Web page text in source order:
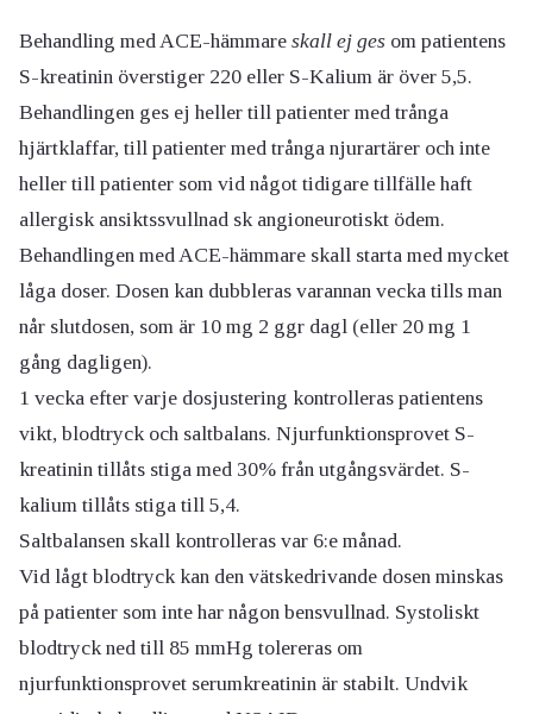
Behandling med ACE-hämmare skall ej ges om patientens
S-kreatinin överstiger 220 eller S-Kalium är över 5,5.
Behandlingen ges ej heller till patienter med trånga
hjärtklaffar, till patienter med trånga njurartärer och inte
heller till patienter som vid något tidigare tillfälle haft
allergisk ansiktssvullnad sk angioneurotiskt ödem.
Behandlingen med ACE-hämmare skall starta med mycket
låga doser. Dosen kan dubbleras varannan vecka tills man
når slutdosen, som är 10 mg 2 ggr dagl (eller 20 mg 1
gång dagligen).
1 vecka efter varje dosjustering kontrolleras patientens
vikt, blodtryck och saltbalans. Njurfunktionsprovet S-
kreatinin tillåts stiga med 30% från utgångsvärdet. S-
kalium tillåts stiga till 5,4.
Saltbalansen skall kontrolleras var 6:e månad.
Vid lågt blodtryck kan den vätskedrivande dosen minskas
på patienter som inte har någon bensvullnad. Systoliskt
blodtryck ned till 85 mmHg tolereras om
njurfunktionsprovet serumkreatinin är stabilt. Undvik